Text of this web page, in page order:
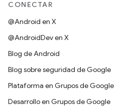
CONECTAR
@Android en X
@AndroidDev en X
Blog de Android
Blog sobre seguridad de Google
Plataforma en Grupos de Google
Desarrollo en Grupos de Google